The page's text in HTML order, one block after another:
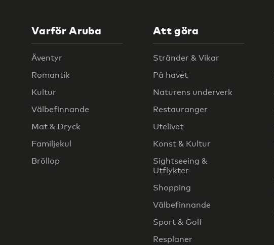
Varför Aruba
Äventyr
Romantik
Kultur
Välbefinnande
Mat & Dryck
Familjekul
Bröllop
Att göra
Stränder & Vikar
På havet
Naturens underverk
Restauranger
Utelivet
Konst & Kultur
Sightseeing &
Utflykter
Shopping
Välbefinnande
Sport & Golf
Resplaner